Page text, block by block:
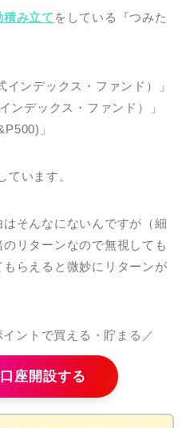
み立て をしている『つみた
インデックス・ファンド）」
ンデックス・ファンド）」
」
ています。
そんなにないんですが（細
リターンなので無視しても
らえると微妙にリターンが
ントで買える・貯まる／
座開設する